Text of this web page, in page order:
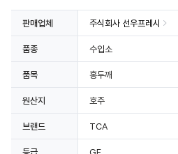
판매업체 주식회사 선우프레시
품종 수입소
품목 홍두깨
원산지 호주
브랜드 TCA